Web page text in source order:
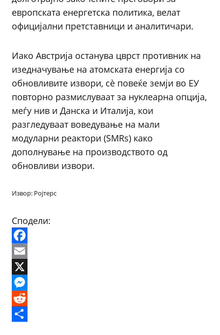
европската енергетска политика, велат
официјални претставници и аналитичари.
Иако Австрија останува цврст противник на
изедначување на атомската енергија со
обновливите извори, сè повеќе земји во ЕУ
повторно размислуваат за нуклеарна опција,
меѓу нив и Данска и Италија, кои
разгледуваат воведување на мали
модуларни реактори (SMRs) како
дополнување на производството од
обновливи извори.
Извор: Ројтерс
Сподели:
Facebook
Email
X
Messenger
Reddit